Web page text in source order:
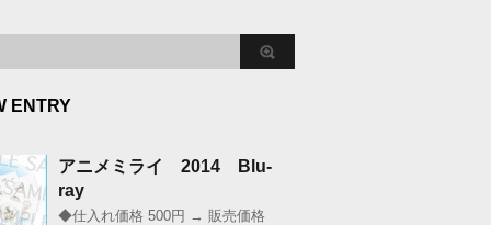
ENTRY
アニメミライ 2014 Blu-
ray
◆仕入れ価格 500円 → 販売価格